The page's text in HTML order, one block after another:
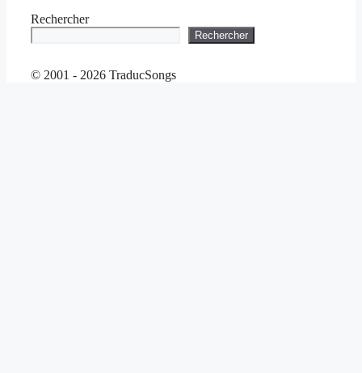
Rechercher
Rechercher
© 2001 - 2026 TraducSongs